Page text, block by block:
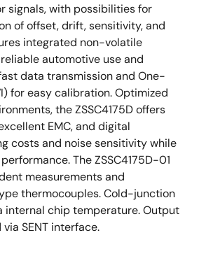
signals, with possibilities for
of offset, drift, sensitivity, and
integrated non-volatile
automotive use and
data transmission and One-
for easy calibration. Optimized
the ZSSC4175D offers
EMC, and digital
costs and noise sensitivity while
The ZSSC4175D-01
measurements and
thermocouples. Cold-junction
internal chip temperature. Output
SENT interface.